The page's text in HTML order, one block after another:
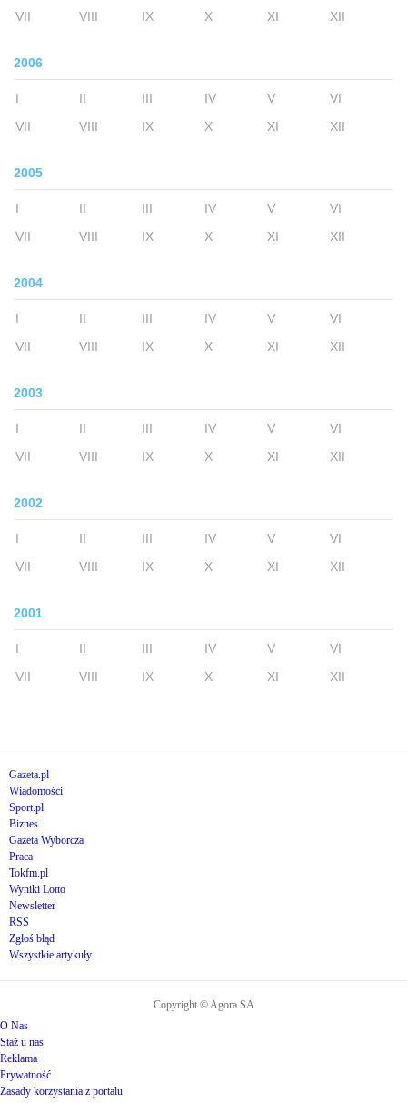
VII
VIII IX X XI XII
2006
I II III IV V
VI
VII
VIII IX X XI XII
2005
I II III IV V
VI
VII
VIII IX X XI XII
2004
I II III IV V
VI
VII
VIII IX X XI XII
2003
I II III IV V
VI
VII
VIII IX X XI XII
2002
I II III IV V
VI
VII
VIII IX X XI XII
2001
I II III IV V
VI
VII
VIII IX X XI XII
Gazeta.pl
Wiadomości
Sport.pl
Biznes
Gazeta Wyborcza
Praca
Tokfm.pl
Wyniki Lotto
Newsletter
RSS
Zgłoś błąd
Wszystkie artykuły
Copyright © Agora SA
O Nas
Staż u nas
Reklama
Prywatność
Zasady korzystania z portalu